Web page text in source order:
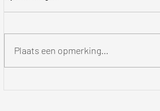
Iemand die je niet mist.
Plaats een opmerking...